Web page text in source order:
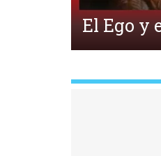
¿Qué es